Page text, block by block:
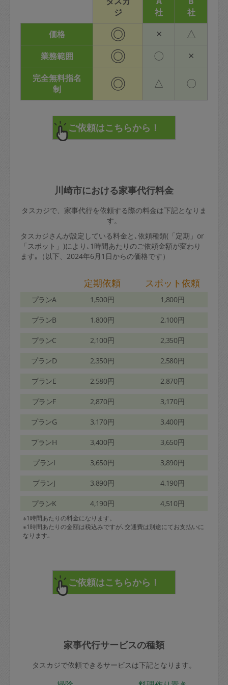
ジ
社
社
価格
◎ × △
業務範囲 ◎ 〇 ×
完全無料指名
制
◎ △ 〇
川崎市における家事代行料金
タスカジで、家事代行を依頼する際の料金は下記となりま
す。
タスカジさんが設定している料金と､依頼種類(「定期」or
「スポット」)により､1時間あたりのご依頼金額が変わり
ます｡（以下、2024年6月1日からの価格です）
定期依頼 スポット依頼
プランA 1,500円 1,800円
プランB 1,800円 2,100円
プランC 2,100円 2,350円
プランD 2,350円 2,580円
プランE 2,580円 2,870円
プランF 2,870円 3,170円
プランG 3,170円 3,400円
プランH 3,400円 3,650円
プランI 3,650円 3,890円
プランJ 3,890円 4,190円
プランK 4,190円 4,510円
※1時間あたりの料金になります。
※1時間あたりの金額は税込みですが､交通費は別途にてお支払いに
なります｡
家事代行サービスの種類
タスカジで依頼できるサービスは下記となります。